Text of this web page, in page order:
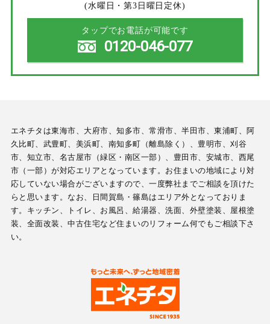
(水曜日・第3日曜日定休)
タップでお電話が可能です
0120-046-077
エネチタは東海市、大府市、知多市、常滑市、半田市、東浦町、阿
久比町、武豊町、美浜町、南知多町（離島除く）、豊明市、刈谷
市、知立市、名古屋市（緑区・南区一部）、豊田市、安城市、西尾
市（一部）が対応エリアとなっています。お住まいの地域により対
応していない場合がございますので、一度弊社までご相談を頂けた
らと思います。なお、日間賀島・篠島はエリア外となっておりま
す。キッチン、トイレ、お風呂、給湯器、洗面、外壁塗装、屋根塗
装、全面改装、中古住宅など住まいのリフォーム何でもご相談下さ
い。